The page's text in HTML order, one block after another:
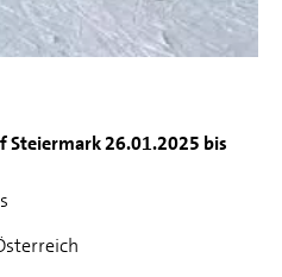
Steiermark 26.01.2025 bis